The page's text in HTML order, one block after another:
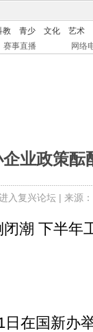
教 青少 文化
艺术
赛事直播 网络
业政策酝
入复兴论坛 | 来源
潮 下半年
在国新办